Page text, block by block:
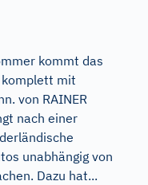
kommt das
komplett mit
von RAINER
nach einer
unabhängig von
Dazu hat...